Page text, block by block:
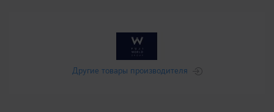
Другие товары производителя